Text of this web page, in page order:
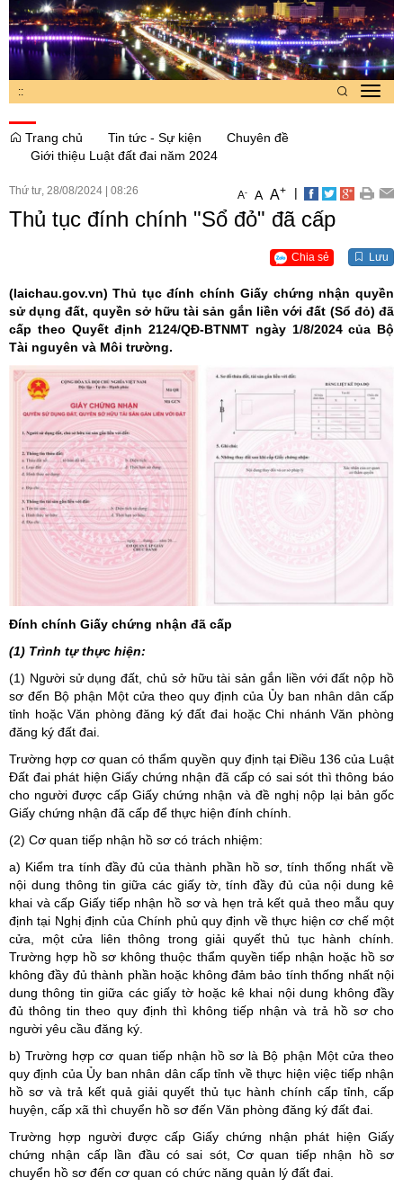
::
Trang chủ
Tin tức - Sự kiện
Chuyên đề
Giới thiệu Luật đất đai năm 2024
Thứ tư, 28/08/2024 08:26 A- A A+ |
Thủ tục đính chính "Sổ đỏ" đã cấp
Chia sẻ Lưu
(laichau.gov.vn) Thủ tục đính chính Giấy chứng nhận quyền
sử dụng đất, quyền sở hữu tài sản gắn liền với đất (Sổ đỏ) đã
cấp theo Quyết định 2124/QĐ-BTNMT ngày 1/8/2024 của Bộ
Tài nguyên và Môi trường.
Đính chính Giấy chứng nhận đã cấp
(1) Trình tự thực hiện:
(1) Người sử dụng đất, chủ sở hữu tài sản gắn liền với đất nộp hồ
sơ đến Bộ phận Một cửa theo quy định của Ủy ban nhân dân cấp
tỉnh hoặc Văn phòng đăng ký đất đai hoặc Chi nhánh Văn phòng
đăng ký đất đai.
Trường hợp cơ quan có thẩm quyền quy định tại Điều 136 của Luật
Đất đai phát hiện Giấy chứng nhận đã cấp có sai sót thì thông báo
cho người được cấp Giấy chứng nhận và đề nghị nộp lại bản gốc
Giấy chứng nhận đã cấp để thực hiện đính chính.
(2) Cơ quan tiếp nhận hồ sơ có trách nhiệm:
a) Kiểm tra tính đầy đủ của thành phần hồ sơ, tính thống nhất về
nội dung thông tin giữa các giấy tờ, tính đầy đủ của nội dung kê
khai và cấp Giấy tiếp nhận hồ sơ và hẹn trả kết quả theo mẫu quy
định tại Nghị định của Chính phủ quy định về thực hiện cơ chế một
cửa, một cửa liên thông trong giải quyết thủ tục hành chính.
Trường hợp hồ sơ không thuộc thẩm quyền tiếp nhận hoặc hồ sơ
không đầy đủ thành phần hoặc không đảm bảo tính thống nhất nội
dung thông tin giữa các giấy tờ hoặc kê khai nội dung không đầy
đủ thông tin theo quy định thì không tiếp nhận và trả hồ sơ cho
người yêu cầu đăng ký.
b) Trường hợp cơ quan tiếp nhận hồ sơ là Bộ phận Một cửa theo
quy định của Ủy ban nhân dân cấp tỉnh về thực hiện việc tiếp nhận
hồ sơ và trả kết quả giải quyết thủ tục hành chính cấp tỉnh, cấp
huyện, cấp xã thì chuyển hồ sơ đến Văn phòng đăng ký đất đai.
Trường hợp người được cấp Giấy chứng nhận phát hiện Giấy
chứng nhận cấp lần đầu có sai sót, Cơ quan tiếp nhận hồ sơ
chuyển hồ sơ đến cơ quan có chức năng quản lý đất đai.